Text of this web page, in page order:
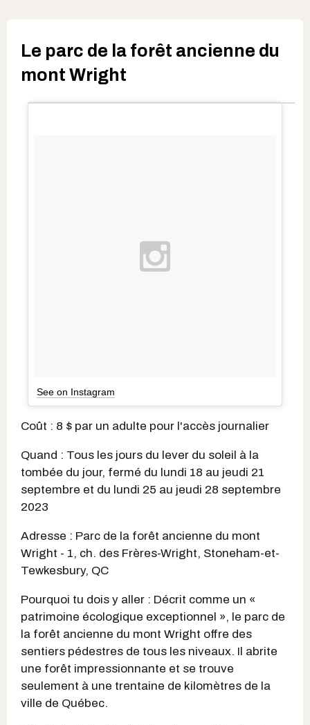
Le parc de la forêt ancienne du
mont Wright
See on Instagram
Coût : 8 $ par un adulte pour l'accès journalier
Quand : Tous les jours du lever du soleil à la
tombée du jour, fermé du lundi 18 au jeudi 21
septembre et du lundi 25 au jeudi 28 septembre
2023
Adresse : Parc de la forêt ancienne du mont
Wright - 1, ch. des Frères-Wright, Stoneham-et-
Tewkesbury, QC
Pourquoi tu dois y aller : Décrit comme un «
patrimoine écologique exceptionnel », le parc de
la forêt ancienne du mont Wright offre des
sentiers pédestres de tous les niveaux. Il abrite
une forêt impressionnante et se trouve
seulement à une trentaine de kilomètres de la
ville de Québec.